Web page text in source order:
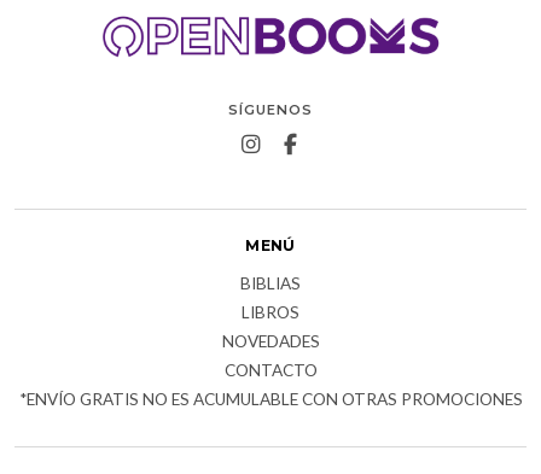
SÍGUENOS
MENÚ
BIBLIAS
LIBROS
NOVEDADES
CONTACTO
*ENVÍO GRATIS NO ES ACUMULABLE CON OTRAS PROMOCIONES